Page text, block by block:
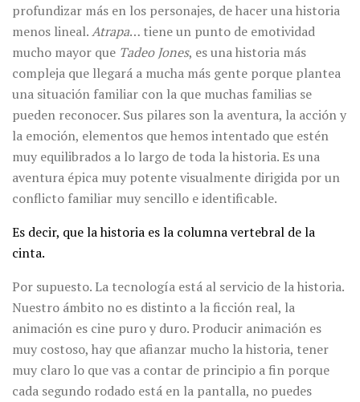
profundizar más en los personajes, de hacer una historia
menos lineal.Atrapa… tiene un punto de emotividad
mucho mayor que Tadeo Jones, es una historia más
compleja que llegará a mucha más gente porque plantea
una situación familiar con la que muchas familias se
pueden reconocer. Sus pilares son la aventura, la acción y
la emoción, elementos que hemos intentado que estén
muy equilibrados a lo largo de toda la historia. Es una
aventura épica muy potente visualmente dirigida por un
conflicto familiar muy sencillo e identificable.
Es decir, que la historia es la columna vertebral de la
cinta.
Por supuesto. La tecnología está al servicio de la historia.
Nuestro ámbito no es distinto a la ficción real, la
animación es cine puro y duro. Producir animación es
muy costoso, hay que afianzar mucho la historia, tener
muy claro lo que vas a contar de principio a fin porque
cada segundo rodado está en la pantalla, no puedes